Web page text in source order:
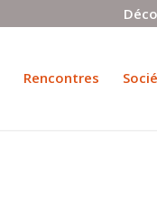
Rencontres